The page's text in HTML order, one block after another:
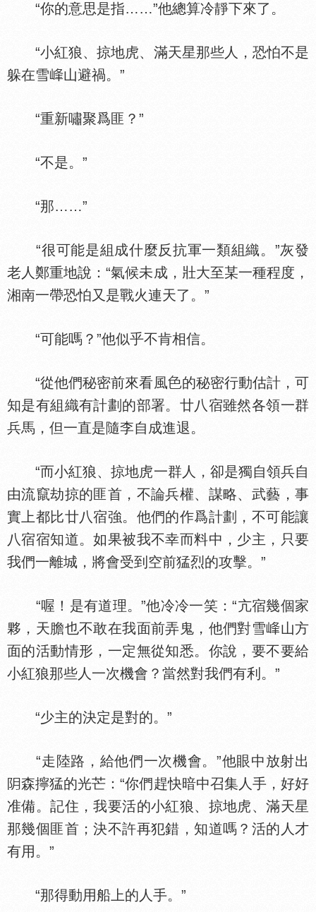
“你的意思是指……”他總算冷靜下來了。
“小紅狼、掠地虎、滿天星那些人，恐怕不是
躲在雪
山避禍。”
“重新嘯聚爲匪？”
“不是。”
“那……”
“很可能是組成什麼反抗軍一類組織。”灰發
老人鄭重地說：“氣候未成，壯大至某一種程度，
湘南一帶恐怕又是戰火連天了。”
“可能嗎？”他似乎不肯相信。
“從他們秘密前來看風
的秘密行動估計，可
知是有組織有計劃的部署。廿八宿雖然各領一群
兵馬，但一直是隨李自成進退。
“而小紅狼、掠地虎一群人，卻是獨自領兵自
由流竄劫掠的匪首，不論兵權、謀略、武藝，事
實上都比廿八宿強。他們的作爲計劃，不可能讓
八宿宿知道。如果被我不幸而料中，少主，只要
我們一離城，將會受到空前猛烈的攻擊。”
“喔！是有道理。”他冷冷一笑：“亢宿幾個家
夥，天膽也不敢在我面前弄鬼，他們對雪
山方
面的活動情形，一定無從知悉。你說，要不要給
小紅狼那些人一次機會？當然對我們有利。”
“少主的決定是對的。”
“走陸路，給他們一次機會。”他眼中放射出
森擰猛的光芒：“你們趕快暗中召集人手，好好
准備。記住，我要活的小紅狼、掠地虎、滿天星
那幾個匪首；決不許再犯錯，知道嗎？活的人才
有用。”
“那得動用船上的人手。”